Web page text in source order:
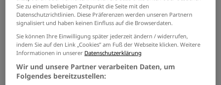
Jobs in Wegberg
PASSENDE JOBS PER E-MAIL
GRENZEN SIE IHRE SUCHE EIN
Sie zu einem beliebigen Zeitpunkt die Seite mit den
Datenschutzrichtlinien. Diese Präferenzen werden unseren Partnern
signalisiert und haben keinen Einfluss auf die Browserdaten.
Sie können Ihre Einwilligung später jederzeit ändern / widerrufen,
indem Sie auf den Link „Cookies” am Fuß der Webseite klicken. Weitere
Informationen in unserer Datenschutzerklärung
Wir und unsere Partner verarbeiten Daten, um
Folgendes bereitzustellen: